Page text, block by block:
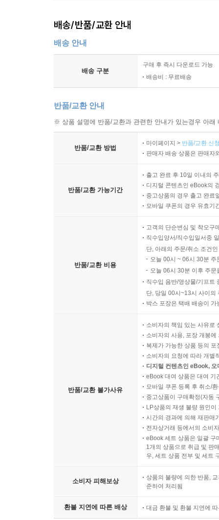
배송/반품/교환 안내
배송 안내
배송 구분
구매 후 즉시 다운로드 가능
배송비 : 무료배송
반품/교환 안내
※ 상품 설명에 반품/교환과 관련한 안내가 있는경우 아
반품/교환 방법
마이페이지 > 반품/교환 신
판매자 배송 상품은 판매자
반품/교환 가능기간
출고 완료 후 10일 이내의
디지털 콘텐츠인 eBook의
중고상품의 경우 출고 완료
모바일 쿠폰의 경우 유효기
반품/교환 비용
고객의 단순변심 및 착오구
직수입양서/직수입일서중
단, 아래의 주문/취소 조건
오늘 00시 ~ 06시 30분
오늘 06시 30분 이후 주
직수입 음반/영상물/기프트
단, 당일 00시~13시 사이의
박스 포장은 택배 배송이
반품/교환 불가사유
소비자의 책임 있는 사유로
소비자의 사용, 포장 개봉
복제가 가능한 상품 등의
소비자의 요청에 따라 개별
디지털 컨텐츠인 eBook,
eBook 대여 상품은 대여 기
모바일 쿠폰 등록 후 취소/
중고상품이 구매확정(자동
LP상품의 재생 불량 원인
시간의 경과에 의해 재판매
전자상거래 등에서의 소비
eBook 세트 상품은 일괄 구
1개의 상품으로 취급 및 판
우, 세트 상품 전부 및 세트
소비자 피해보상
상품의 불량에 의한 반품,
준하여 처리됨
환불 지연에 따른 배상 대금 환불 및 환불 지연에